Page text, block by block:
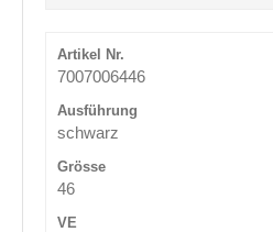
7007006446
schwarz
46